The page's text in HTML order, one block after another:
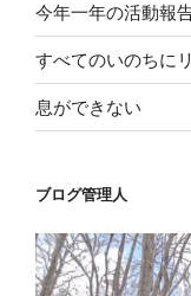
今年一年の活動報
すべてのいのちに
息ができない
ブログ管理人